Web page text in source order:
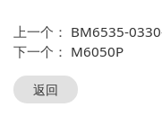
上一个： BM6535-
下一个： M6050P
返回